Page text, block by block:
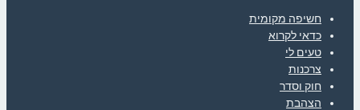
חשיפה מקומית
כדאי לקרוא
טעים לי
צרכנות
חוק וסדר
הצהבת